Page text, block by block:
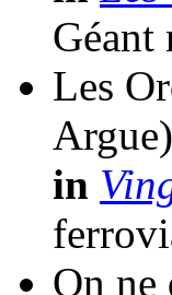
Géant
Les
Argue)
in
On ne